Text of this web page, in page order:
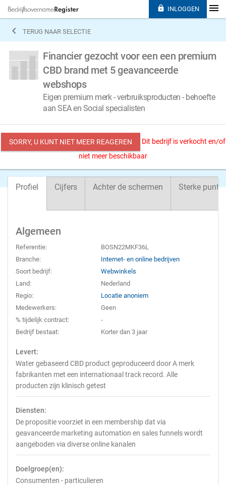
 TERUG NAAR SELECTIE
Financier gezocht voor een een premium
CBD brand met 5 geavanceerde
webshops
Eigen premium merk - verbruiksproducten - behoefte
aan SEA en Social specialisten
SORRY, U KUNT NIET MEER REAGEREN
Dit bedrijf is verkocht en/of
niet meer beschikbaar
Profiel Cijfers Achter de schermen Sterke
Algemeen
Referentie:
BOSN22MKF36L
Branche:
Internet- en online bedrijven
Soort bedrijf:
Webwinkels
Land:
Nederland
Regio:
Locatie anoniem
Medewerkers:
Geen
% tijdelijk contract:
-
Bedrijf bestaat:
Korter dan 3 jaar
Levert:
Water gebaseerd CBD product geproduceerd door A merk
fabrikanten met een internationaal track record. Alle
producten zijn klinisch getest
Diensten:
De propositie voorziet in een membership dat via
geavanceerde marketing automation en sales funnels wordt
aangeboden via diverse online kanalen
Doelgroep(en):
Consumenten - particulieren
 INLOGGEN